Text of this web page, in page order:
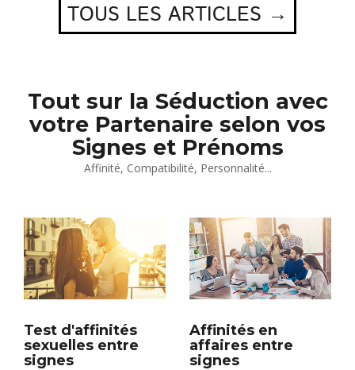
TOUS LES ARTICLES →
Tout sur la Séduction avec
votre Partenaire selon vos
Signes et Prénoms
Affinité, Compatibilité, Personnalité...
Test d'affinités
sexuelles entre
signes
Affinités en
affaires entre
signes